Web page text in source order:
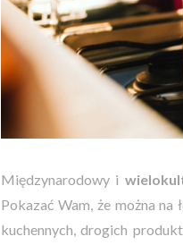
Międzynarodowy i
Pokazać Wam, że można na
kuchennych, drogich